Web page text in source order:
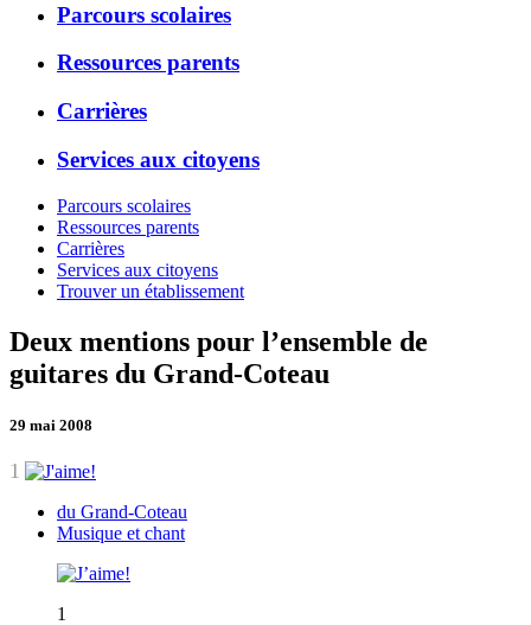
Parcours scolaires
Ressources parents
Carrières
Services aux citoyens
Parcours scolaires
Ressources parents
Carrières
Services aux citoyens
Trouver un établissement
Deux mentions pour l’ensemble de
guitares du Grand-Coteau
29 mai 2008
1
du Grand-Coteau
Musique et chant
1